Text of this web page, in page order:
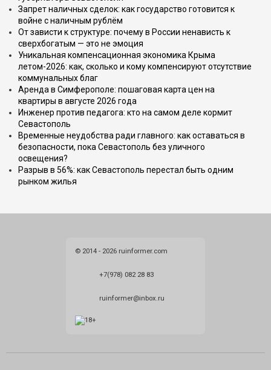
Запрет наличных сделок: как государство готовится к
войне с наличным рублём
От зависти к структуре: почему в России ненависть к
сверхбогатым — это не эмоция
Уникальная компенсационная экономика Крыма
летом-2026: как, сколько и кому компенсируют отсутствие
коммунальных благ
Аренда в Симферополе: пошаговая карта цен на
квартиры в августе 2026 года
Инженер против педагога: кто на самом деле кормит
Севастополь
Временные неудобства ради главного: как оставаться в
безопасности, пока Севастополь без уличного
освещения?
Разрыв в 56%: как Севастополь перестал быть одним
рынком жилья
© 2014 - 2026 ruinformer.com
+7(978) 082 28 83
ruinformer@inbox.ru